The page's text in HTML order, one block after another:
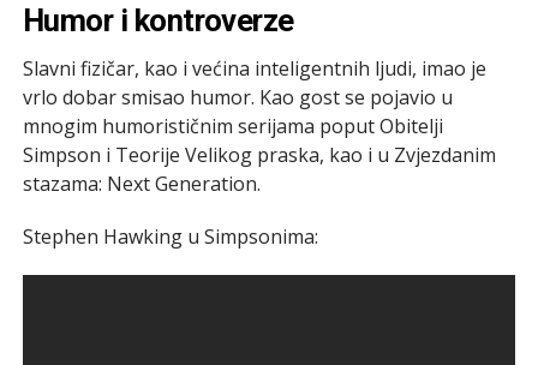
Humor i kontroverze
Slavni fizičar, kao i većina inteligentnih ljudi, imao je
vrlo dobar smisao humor. Kao gost se pojavio u
mnogim humorističnim serijama poput Obitelji
Simpson i Teorije Velikog praska, kao i u Zvjezdanim
stazama: Next Generation.
Stephen Hawking u Simpsonima: